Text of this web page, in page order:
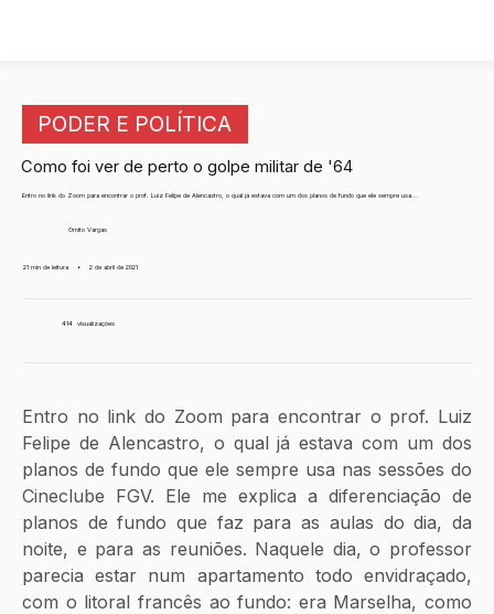
PODER E POLÍTICA
Como foi ver de perto o golpe militar de '64
Entro no link do Zoom para encontrar o prof. Luiz Felipe de Alencastro, o qual já estava com um dos planos de fundo que ele sempre usa...
Ornito Vargas
21 min de leitura • 2 de abril de 2021
414 visualizações
Entro no link do Zoom para encontrar o prof. Luiz
Felipe de Alencastro, o qual já estava com um dos
planos de fundo que ele sempre usa nas sessões do
Cineclube FGV. Ele me explica a diferenciação de
planos de fundo que faz para as aulas do dia, da
noite, e para as reuniões. Naquele dia, o professor
parecia estar num apartamento todo envidraçado,
com o litoral francês ao fundo: era Marselha, como